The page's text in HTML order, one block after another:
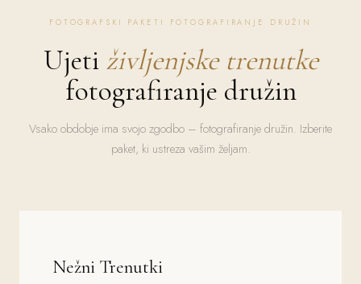
FOTOGRAFSKI PAKETI FOTOGRAFIRANJE DRUŽIN
Ujeti življenjske trenutke
fotografiranje družin
Vsako obdobje ima svojo zgodbo – fotografiranje družin. Izberite
paket, ki ustreza vašim željam.
Nežni Trenutki